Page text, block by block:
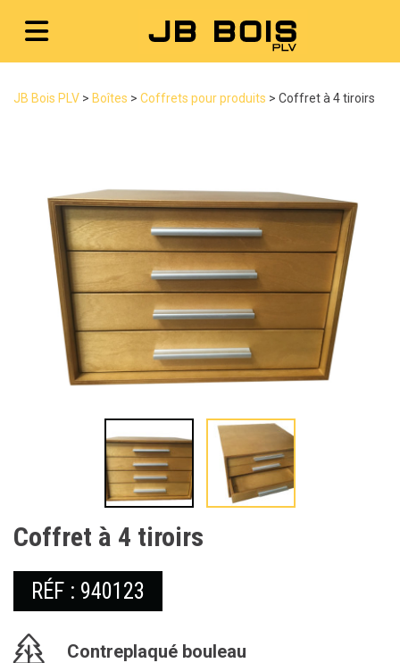
JB Bois PLV > Boîtes > Coffrets pour produits > Coffret à 4 tiroirs
Coffret à 4 tiroirs
RÉF : 940123
Contreplaqué bouleau